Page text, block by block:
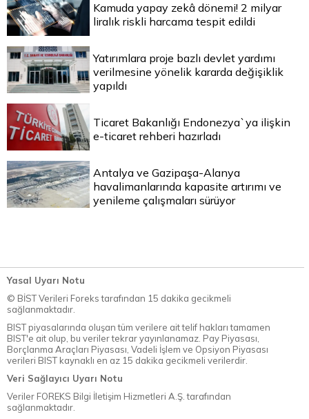
Kamuda yapay zekâ dönemi! 2 milyar
liralık riskli harcama tespit edildi
Yatırımlara proje bazlı devlet yardımı
verilmesine yönelik kararda değişiklik
yapıldı
Ticaret Bakanlığı Endonezya`ya ilişkin
e-ticaret rehberi hazırladı
Antalya ve Gazipaşa-Alanya
havalimanlarında kapasite artırımı ve
yenileme çalışmaları sürüyor
Yasal Uyarı Notu
© BİST Verileri Foreks tarafından 15 dakika gecikmeli
sağlanmaktadır.
BIST piyasalarında oluşan tüm verilere ait telif hakları tamamen
BIST'e ait olup, bu veriler tekrar yayınlanamaz. Pay Piyasası,
Borçlanma Araçları Piyasası, Vadeli İşlem ve Opsiyon Piyasası
verileri BIST kaynaklı en az 15 dakika gecikmeli verilerdir.
Veri Sağlayıcı Uyarı Notu
Veriler FOREKS Bilgi İletişim Hizmetleri A.Ş. tarafından
sağlanmaktadır.